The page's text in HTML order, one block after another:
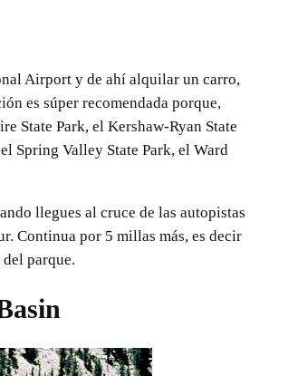
Airport y de ahí alquilar un carro,
es súper recomendada porque,
State Park, el Kershaw-Ryan State
Spring Valley State Park, el Ward
llegues al cruce de las autopistas
Continua por 5 millas más, es decir
parque.